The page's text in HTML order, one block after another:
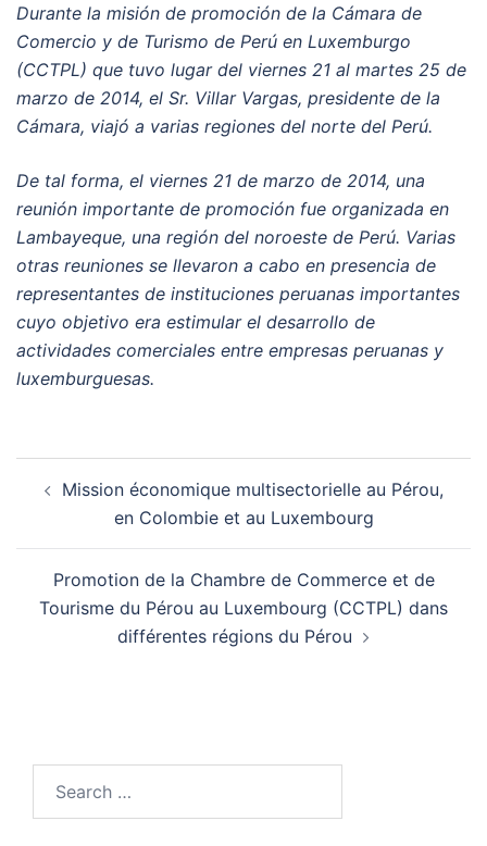
Durante la misión de promoción de la Cámara de
Comercio y de Turismo de Perú en Luxemburgo
(CCTPL) que tuvo lugar del viernes 21 al martes 25 de
marzo de 2014, el Sr. Villar Vargas, presidente de la
Cámara, viajó a varias regiones del norte del Perú.
De tal forma, el viernes 21 de marzo de 2014, una
reunión importante de promoción fue organizada en
Lambayeque, una región del noroeste de Perú. Varias
otras reuniones se llevaron a cabo en presencia de
representantes de instituciones peruanas importantes
cuyo objetivo era estimular el desarrollo de
actividades comerciales entre empresas peruanas y
luxemburguesas.
navigation
Mission économique multisectorielle au Pérou,
en Colombie et au Luxembourg
Promotion de la Chambre de Commerce et de
Tourisme du Pérou au Luxembourg (CCTPL) dans
différentes régions du Pérou
for: